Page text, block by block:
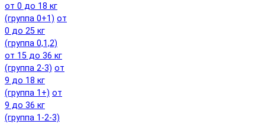
от 0 до 18 кг
(группа 0+1) от
0 до 25 кг
(группа 0,1,2)
от 15 до 36 кг
(группа 2-3) от
9 до 18 кг
(группа 1+) от
9 до 36 кг
(группа 1-2-3)